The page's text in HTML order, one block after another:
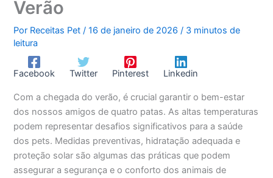
Verão
Por Receitas Pet/16 de janeiro de 2026/ 3 minutos de
leitura
Facebook Twitter Pinterest Linkedin
Com a chegada do verão, é crucial garantir o bem-estar
dos nossos amigos de quatro patas. As altas temperaturas
podem representar desafios significativos para a saúde
dos pets. Medidas preventivas, hidratação adequada e
proteção solar são algumas das práticas que podem
assegurar a segurança e o conforto dos animais de